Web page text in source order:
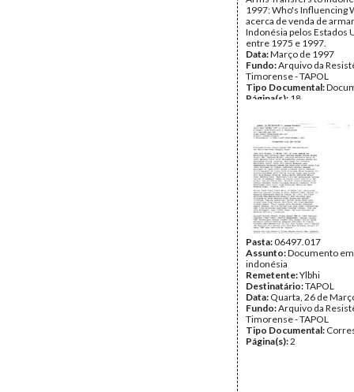
1997: Who's Influencing
acerca de venda de
Indonésia pelos Estados
entre 1975 e 1997.
Data:Março de 1997
Fundo:Arquivo da
Timorense - TAPOL
Tipo Documental:
Página(s): 18
Pasta:06497.017
Assunto:Documento em
indonésia
Remetente:Ylbhi
Destinatário:TAPOL
Data: Quarta, 26 de
Fundo:Arquivo da
Timorense - TAPOL
Tipo Documental:
Página(s):2